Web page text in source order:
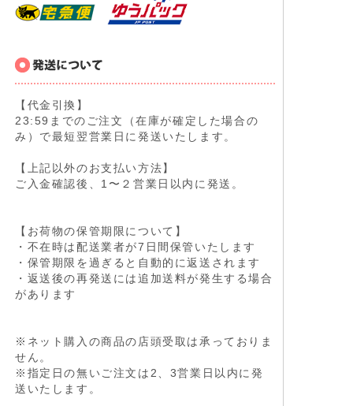
【代金引換】
23:59までのご注文（在庫が確定した場合の
み）で最短翌営業日に発送いたします。
【上記以外のお支払い方法】
ご入金確認後、1〜２営業日以内に発送。
【お荷物の保管期限について】
・不在時は配送業者が7日間保管いたします
・保管期限を過ぎると自動的に返送されます
・返送後の再発送には追加送料が発生する場合
があります
※ネット購入の商品の店頭受取は承っておりま
せん。
※指定日の無いご注文は2、3営業日以内に発
送いたします。